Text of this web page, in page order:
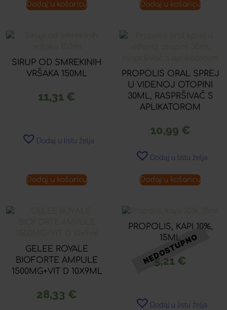
Dodaj u košaricu Dodaj u košaricu
SIRUP OD SMREKINIH
VRŠAKA 150ML
11,31 €
Dodaj u listu želja
Dodaj u košaricu
PROPOLIS ORAL SPREJ
U VIDENOJ OTOPINI
30ML, RASPRŠIVAČ S
APLIKATOROM
10,99 €
Dodaj u listu želja
Dodaj u košaricu
GELEE ROYALE
BIOFORTE AMPULE
1500MG+VIT D 10X9ML
28,33 €
PROPOLIS, KAPI 10%,
15ML
5,21 €
Dodaj u listu želja